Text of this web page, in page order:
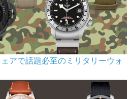
アで話題必至のミリタリーウォ